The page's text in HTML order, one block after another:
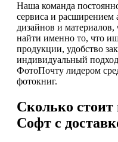
Наша команда
сервиса и расширением
дизайнов и
найти именно то, что
продукции, удобство
индивидуальный
ФотоПочту лидером
фотокниг.
Сколько
Софт с